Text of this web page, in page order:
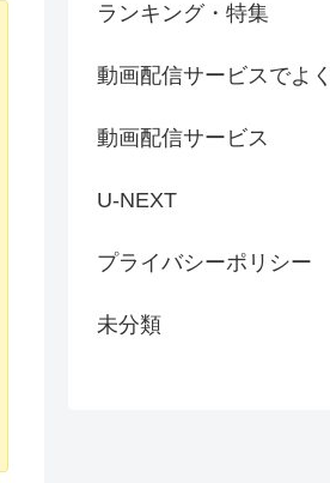
ランキング・特集
動画配信サービスでよ
動画配信サービス
U-NEXT
プライバシーポリシー
未分類